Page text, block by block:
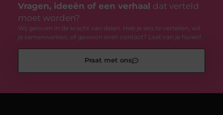
Vragen, ideeën of een verhaal dat verteld
moet worden?
Wij geloven in de kracht van delen. Heb je iets te vertellen, wil
je samenwerken, of gewoon even contact? Laat van je horen!
Praat met ons